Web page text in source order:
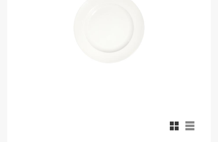
Rutnätsvy
Listvy